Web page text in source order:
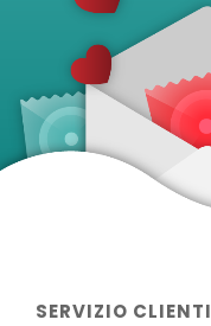
SERVIZIO CLIENTI